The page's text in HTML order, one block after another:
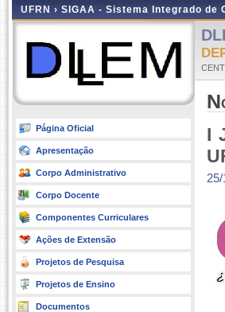
UFRN › SIGAA - Sistema Integrado
Página Oficial
Apresentação
Corpo Administrativo
Corpo Docente
Componentes Curriculares
Ações de Extensão
Projetos de Pesquisa
Projetos de Ensino
Documentos
I